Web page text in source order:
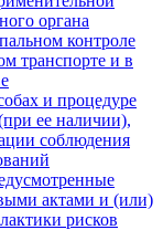
органа
контроле
транспорте и в
и процедуре
ее наличии),
соблюдения
актами и (или)
рисков